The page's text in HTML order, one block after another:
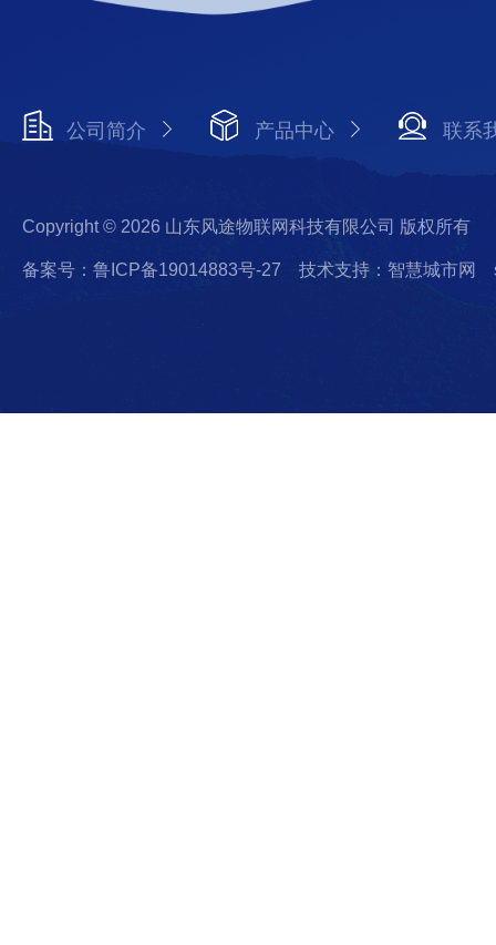
公司简介 产品中心 联系
Copyright © 2026 山东风途物联网科技有限公司 版权所有
备案号：鲁ICP备19014883号-27 技术支持：智慧城市网